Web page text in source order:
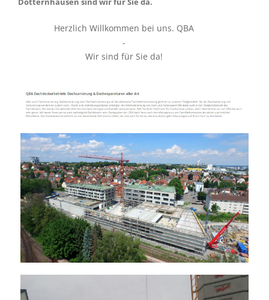
Herzlich Willkommen bei uns. QBA
-
Wir sind für Sie da!